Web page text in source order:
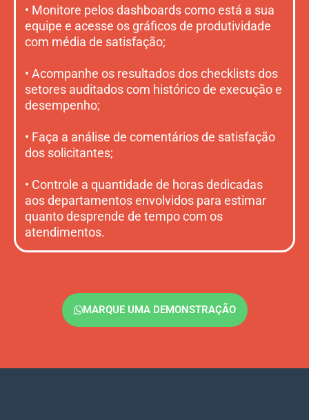
• Monitore pelos dashboards como está a sua
equipe e acesse os gráficos de produtividade
com média de satisfação;
• Acompanhe os resultados dos checklists dos
setores auditados com histórico de execução e
desempenho;
• Faça a análise de comentários de satisfação
dos solicitantes;
• Controle a quantidade de horas dedicadas
aos departamentos envolvidos para estimar
quanto desprende de tempo com os
atendimentos.
MARQUE UMA DEMONSTRAÇÃO